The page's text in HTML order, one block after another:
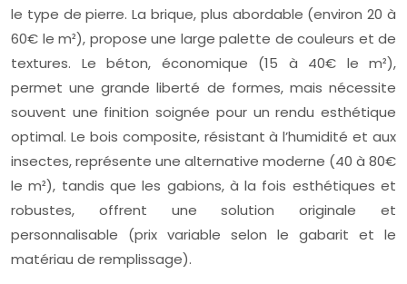
le type de pierre. La brique, plus abordable (environ 20 à
60€ le m²), propose une large palette de couleurs et de
textures. Le béton, économique (15 à 40€ le m²),
permet une grande liberté de formes, mais nécessite
souvent une finition soignée pour un rendu esthétique
optimal. Le bois composite, résistant à l’humidité et aux
insectes, représente une alternative moderne (40 à 80€
le m²), tandis que les gabions, à la fois esthétiques et
robustes, offrent une solution originale et
personnalisable (prix variable selon le gabarit et le
matériau de remplissage).